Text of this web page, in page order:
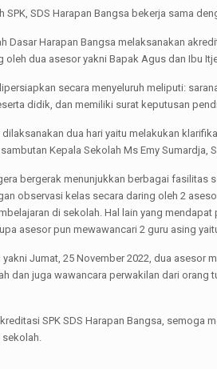
SPK, SDS Harapan Bangsa bekerja sama
Dasar Harapan Bangsa melaksanakan
oleh dua asesor yakni Bapak Agus dan Ibu
secara menyeluruh meliputi:
didik, dan memiliki surat keputusan
dua hari yaitu melakukan
Kepala Sekolah Ms Emy
bergerak menunjukkan berbagai fasilitas
observasi kelas secara daring oleh 2
di sekolah. Hal lain yang
asesor pun mewawancari 2 guru asing
yakni Jumat, 25 November 2022, dua
dan juga wawancara perwakilan dari orang
SPK SDS Harapan Bangsa, semoga
sekolah.